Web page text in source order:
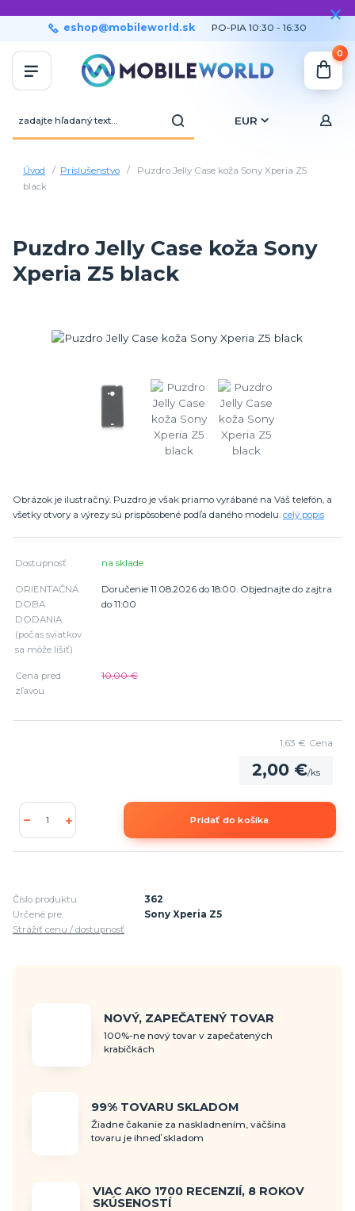
EUR
eshop@mobileworld.sk PO-PIA 10:30 - 16:30
0
Úvod Príslušenstvo
Puzdro Jelly Case koža Sony Xperia Z5
black
Puzdro Jelly Case koža Sony
Xperia Z5 black
Obrázok je ilustračný. Puzdro je však priamo vyrábané na Váš telefón, a
všetky otvory a výrezy sú prispôsobené podľa daného modelu. celý popis
Dostupnosť na sklade
ORIENTAČNÁ
DOBA
DODANIA
(počas sviatkov
sa môže líšiť)
Doručenie 11.08.2026 do 18:00. Objednajte do zajtra
do 11:00
Cena pred
zľavou
10,00 €
2,00 €/ks
1,63 € Cena
Pridať do košíka
Číslo produktu:
362
Určené pre:
Sony Xperia Z5
Strážiť cenu / dostupnosť
NOVÝ, ZAPEČATENÝ TOVAR
100%-ne nový tovar v zapečatených
krabičkách
99% TOVARU SKLADOM
Žiadne čakanie za naskladnením, väčšina
tovaru je ihneď skladom
VIAC AKO 1700 RECENZIÍ, 8 ROKOV
SKÚSENOSTÍ